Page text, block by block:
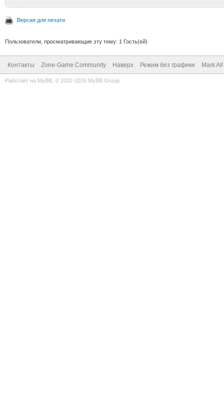
Версия для печати
Пользователи, просматривающие эту тему: 1 Гость(ей)
Контакты Zone-Game Community Наверх Режим без графики Mark
Работает на MyBB , © 2002-2026 MyBB Group